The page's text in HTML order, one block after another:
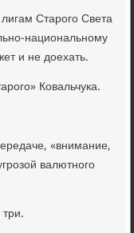
Старого Света
национальному
и не дοехать.
Ковальчука.
«внимание,
валютного